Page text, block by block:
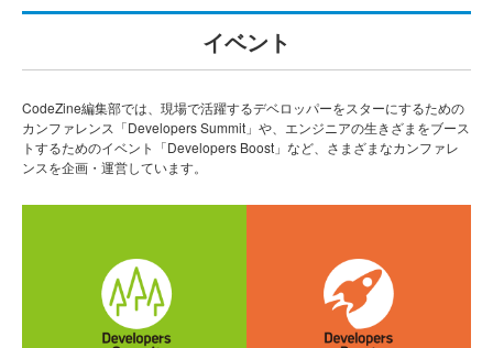
イベント
CodeZine編集部では、現場で活躍するデベロッパーをスターにするための
カンファレンス「Developers Summit」や、エンジニアの生きざまをブース
トするためのイベント「Developers Boost」など、さまざまなカンファレ
ンスを企画・運営しています。